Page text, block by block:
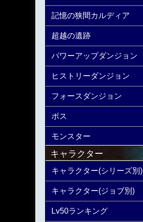
記憶の狭間カルディア
超越の遺跡
パワーアップダンジョン
ヒストリーダンジョン
フォースダンジョン
ボス
モンスター
キャラクター
キャラクター(シリーズ別)
キャラクター(ジョブ別)
Lv50ランキング